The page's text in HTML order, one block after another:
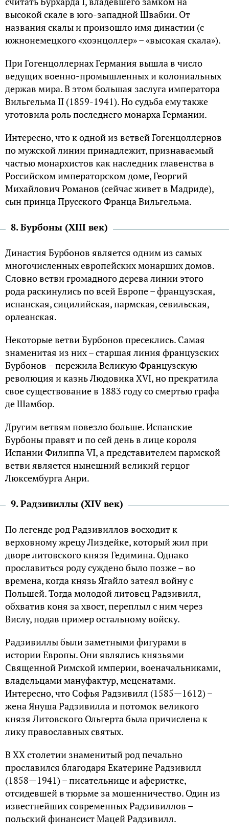
высокой скале в юго-западной Швабии. От
названия скалы и произошло имя династии (с
южнонемецкого «хоэнцоллер» – «высокая скала»).
При Гогенцоллернах Германия вышла в число
ведущих военно-промышленных и колониальных
держав мира. В этом большая заслуга императора
Вильгельма II (1859-1941). Но судьба ему также
уготовила роль последнего монарха Германии.
Интересно, что к одной из ветвей Гогенцоллернов
по мужской линии принадлежит, признаваемый
частью монархистов как наследник главенства в
Российском императорском доме, Георгий
Михайлович Романов (сейчас живет в Мадриде),
сын принца Прусского Франца Вильгельма.
8. Бурбоны (XIII век)
Династия Бурбонов является одним из самых
многочисленных европейских монарших домов.
Словно ветви громадного дерева линии этого
рода раскинулись по всей Европе – французская,
испанская, сицилийская, пармская, севильская,
орлеанская.
Некоторые ветви Бурбонов пресеклись. Самая
знаменитая из них – старшая линия французских
Бурбонов – пережила Великую Французскую
революция и казнь Людовика XVI, но прекратила
свое существование в 1883 году со смертью графа
де Шамбор.
Другим ветвям повезло больше. Испанские
Бурбоны правят и по сей день в лице короля
Испании Филиппа VI, а представителем пармской
ветви является нынешний великий герцог
Люксембурга Анри.
9. Радзивиллы (XIV век)
По легенде род Радзивиллов восходит к
верховному жрецу Лиздейке, который жил при
дворе литовского князя Гедимина. Однако
прославиться роду суждено было позже – во
времена, когда князь Ягайло затеял войну с
Польшей. Тогда молодой литовец Радзивилл,
обхватив коня за хвост, переплыл с ним через
Вислу, подав пример остальному войску.
Радзивиллы были заметными фигурами в
истории Европы. Они являлись князьями
Священной Римской империи, военачальниками,
владельцами мануфактур, меценатами.
Интересно, что Софья Радзивилл (1585—1612) –
жена Януша Радзивилла и потомок великого
князя Литовского Ольгерта была причислена к
лику православных святых.
В XX столетии знаменитый род печально
прославился благодаря Екатерине Радзивилл
(1858—1941) – писательнице и аферистке,
отсидевшей в тюрьме за мошенничество. Один из
известнейших современных Радзивиллов –
польский финансист Мацей Радзивилл.